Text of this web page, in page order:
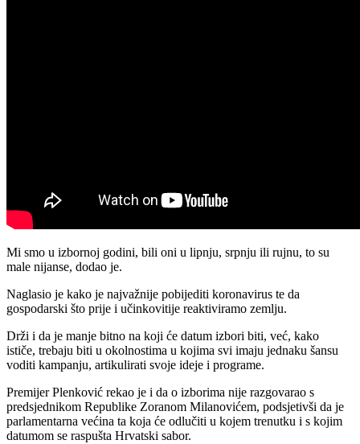
Mi smo u izbornoj godini, bili oni u lipnju, srpnju ili rujnu, to su
male nijanse, dodao je.
Naglasio je kako je najvažnije pobijediti koronavirus te da
gospodarski što prije i učinkovitije reaktiviramo zemlju.
Drži i da je manje bitno na koji će datum izbori biti, već, kako
ističe, trebaju biti u okolnostima u kojima svi imaju jednaku šansu
voditi kampanju, artikulirati svoje ideje i programe.
Premijer Plenković rekao je i da o izborima nije razgovarao s
predsjednikom Republike Zoranom Milanovićem, podsjetivši da je
parlamentarna većina ta koja će odlučiti u kojem trenutku i s kojim
datumom se raspušta Hrvatski sabor.